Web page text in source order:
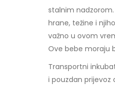
stalnim
hrane, težine i
važno u ovom
Ove bebe moraju
Transportni
i pouzdan prijevoz